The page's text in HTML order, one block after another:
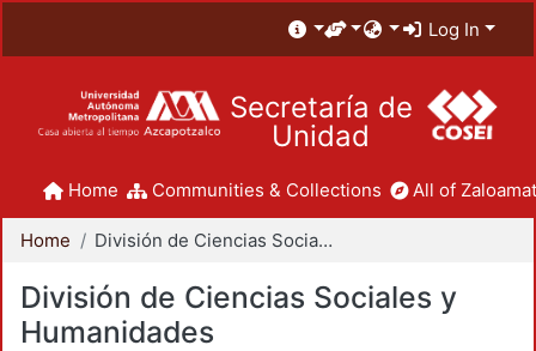
Log In
Secretaría de
Unidad
Home Communities & Collections All of
Home División de Ciencias Sociales y Humanidades
División de Ciencias Sociales y
Humanidades